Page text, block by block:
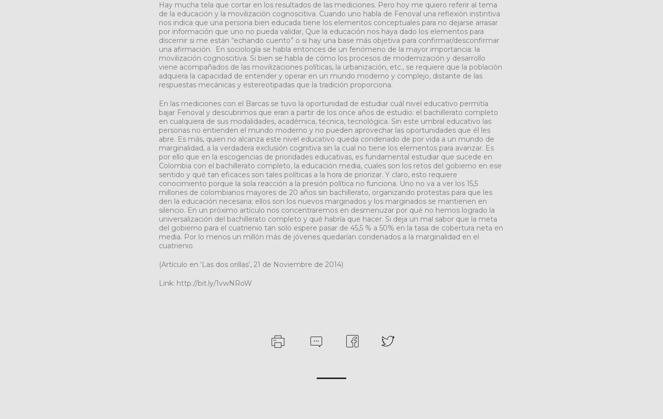
Hay mucha tela que cortar en los resultados de las mediciones. Pero hoy me quiero referir al tema
de la educación y la movilización cognoscitiva. Cuando uno habla de Fenoval una reflexión instintiva
nos indica que una persona bien educada tiene los elementos conceptuales para no dejarse arrasar
por información que uno no pueda validar, Que la educación nos haya dado los elementos para
discernir si me están “echando cuento” o si hay una base más objetiva para confirmar/desconfirmar
una afirmación. En sociología se habla entonces de un fenómeno de la mayor importancia: la
movilización cognoscitiva. Si bien se habla de cómo los procesos de modernización y desarrollo
viene acompañados de las movilizaciones políticas, la urbanización, etc., se requiere que la población
adquiera la capacidad de entender y operar en un mundo moderno y complejo, distante de las
respuestas mecánicas y estereotipadas que la tradición proporciona.
En las mediciones con el Barcas se tuvo la oportunidad de estudiar cuál nivel educativo permitía
bajar Fenoval y descubrimos que eran a partir de los once años de estudio: el bachillerato completo
en cualquiera de sus modalidades, académica, técnica, tecnológica. Sin este umbral educativo las
personas no entienden el mundo moderno y no pueden aprovechar las oportunidades que él les
abre. Es más, quien no alcanza este nivel educativo queda condenado de por vida a un mundo de
marginalidad, a la verdadera exclusión cognitiva sin la cual no tiene los elementos para avanzar. Es
por ello que en la escogencias de prioridades educativas, es fundamental estudiar que sucede en
Colombia con el bachillerato completo, la educación media, cuales son los retos del gobierno en ese
sentido y qué tan eficaces son tales políticas a la hora de priorizar. Y claro, esto requiere
conocimiento porque la sola reacción a la presión política no funciona. Uno no va a ver los 15,5
millones de colombianos mayores de 20 años sin bachillerato, organizando protestas para que les
den la educación necesaria; ellos son los nuevos marginados y los marginados se mantienen en
silencio. En un próximo artículo nos concentraremos en desmenuzar por qué no hemos logrado la
universalización del bachillerato completo y qué habría que hacer. Si deja un mal sabor que la meta
del gobierno para el cuatrienio tan solo espere pasar de 45,5 % a 50% en la tasa de cobertura neta en
media. Por lo menos un millón más de jóvenes quedarían condenados a la marginalidad en el
cuatrienio.
(Artículo en ‘Las dos orillas’, 21 de Noviembre de 2014)
Link: http://bit.ly/1vwNRoW